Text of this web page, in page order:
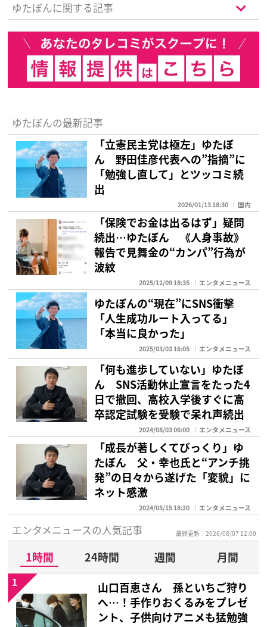
ゆたぼんに関する記事
ゆたぼんの最新記事
「立憲民主党は極左」ゆたぼ
ん 野田佳彦代表への”指摘”に
「勉強し直して」とツッコミ続
出
2026/01/13 18:30 国内
「保険でお金は出るはず」疑問
続出…ゆたぼん 《人身事故》
報告で見舞金の“カンパ”行為が
波紋
2025/12/09 18:35 エンタメニュース
ゆたぼんの“現在”にSNS衝撃
「人生成功ルート入ってる」
「本当に良かった」
2025/03/03 16:05 エンタメニュース
「何も進歩していない」ゆたぼ
ん SNS活動休止宣言をたった4
日で撤回、高校入学後すぐに高
卒認定試験を受験で呆れ声続出
2024/08/03 06:00 エンタメニュース
「成長が著しくてびっくり」ゆ
たぼん 父・幸也氏と“アンチ挑
発”の日々から遂げた「変貌」に
ネット感激
2024/05/15 18:20 エンタメニュース
エンタメニュースの人気記事 最終更新：2026/08/07 12:00
1時間 24時間 週間
月間
山口百恵さん 孫といちご狩り
へ…！手作りおくるみをプレゼ
ント、子供向けアニメも猛勉強
1